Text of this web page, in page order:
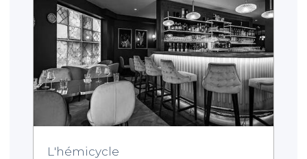
L'hémicycle